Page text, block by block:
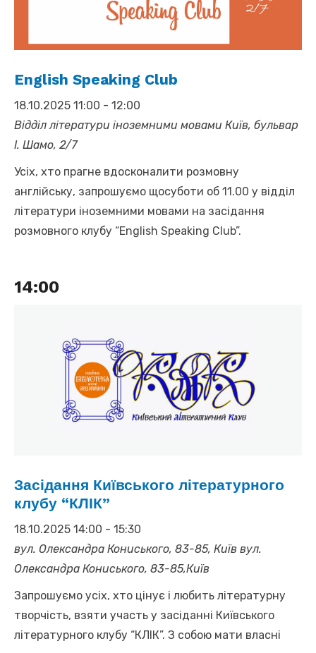
English Speaking Club
18.10.2025 11:00 - 12:00
Відділ літератури іноземними мовами Київ, бульвар
І. Шамо, 2/7
Усіх, хто прагне вдосконалити розмовну
англійську, запрошуємо щосуботи об 11.00 у відділ
літератури іноземними мовами на засідання
розмовного клубу “English Speaking Club”.
14:00
Засідання Київського літературного
клубу “КЛІК”
18.10.2025 14:00 - 15:30
вул. Олександра Кониського, 83-85, Київ вул.
Олександра Кониського, 83-85,Київ
Запрошуємо усіх, хто цінує і любить літературну
творчість, взяти участь у засіданні Київського
літературного клубу “КЛІК”. З собою мати власні